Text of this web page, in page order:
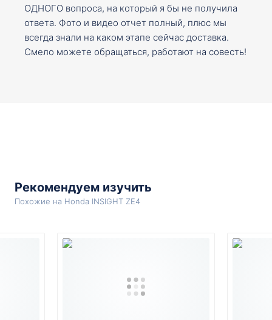
ОДНОГО вопроса, на который я бы не получила
ответа. Фото и видео отчет полный, плюс мы
всегда знали на каком этапе сейчас доставка.
Смело можете обращаться, работают на совесть!
Рекомендуем изучить
Похожие на Honda INSIGHT ZE4